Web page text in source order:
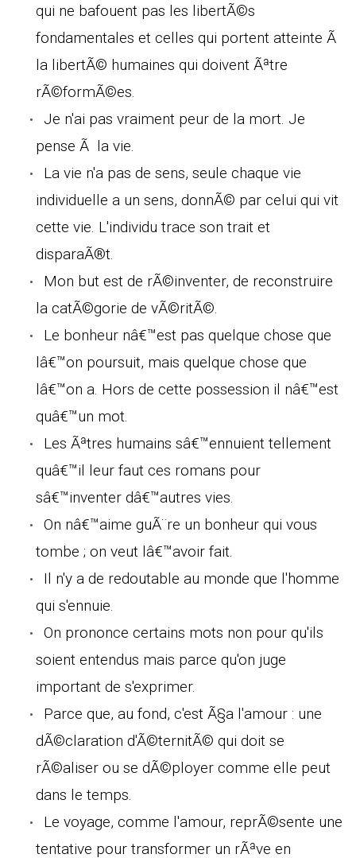
qui ne bafouent pas les libertÃ©s
fondamentales et celles qui portent atteinte Ã
la libertÃ© humaines qui doivent Ãªtre
rÃ©formÃ©es.
Je n'ai pas vraiment peur de la mort. Je
pense Ã la vie.
La vie n'a pas de sens, seule chaque vie
individuelle a un sens, donnÃ© par celui qui vit
cette vie. L'individu trace son trait et
disparaÃ®t.
Mon but est de rÃ©inventer, de reconstruire
la catÃ©gorie de vÃ©ritÃ©.
Le bonheur nâ€™est pas quelque chose que
lâ€™on poursuit, mais quelque chose que
lâ€™on a. Hors de cette possession il nâ€™est
quâ€™un mot.
Les Ãªtres humains sâ€™ennuient tellement
quâ€™il leur faut ces romans pour
sâ€™inventer dâ€™autres vies.
On nâ€™aime guÃ¨re un bonheur qui vous
tombe ; on veut lâ€™avoir fait.
Il n'y a de redoutable au monde que l'homme
qui s'ennuie.
On prononce certains mots non pour qu'ils
soient entendus mais parce qu'on juge
important de s'exprimer.
Parce que, au fond, c'est Ã§a l'amour : une
dÃ©claration d'Ã©ternitÃ© qui doit se
rÃ©aliser ou se dÃ©ployer comme elle peut
dans le temps.
Le voyage, comme l'amour, reprÃ©sente une
tentative pour transformer un rÃªve en